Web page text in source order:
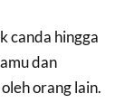
canda hingga
dan
orang lain.